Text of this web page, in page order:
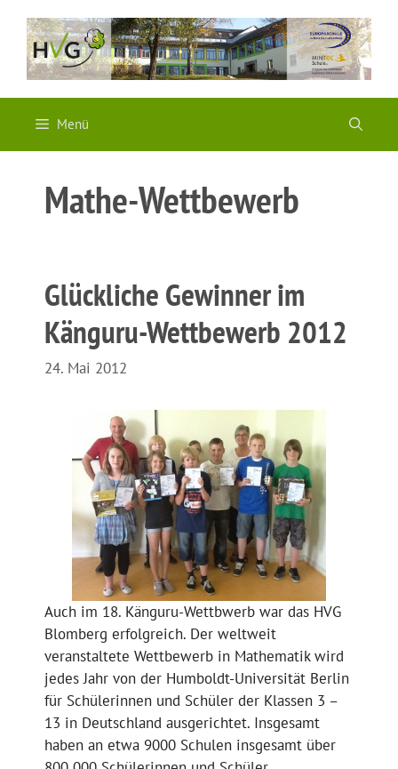
Inhalt
springen
Menü
Mathe-Wettbewerb
Glückliche Gewinner im
Känguru-Wettbewerb 2012
24. Mai 2012
Auch im 18. Känguru-Wettbwerb war das HVG
Blomberg erfolgreich. Der weltweit
veranstaltete Wettbewerb in Mathematik wird
jedes Jahr von der Humboldt-Universität Berlin
für Schülerinnen und Schüler der Klassen 3 –
13 in Deutschland ausgerichtet. Insgesamt
haben an etwa 9000 Schulen insgesamt über